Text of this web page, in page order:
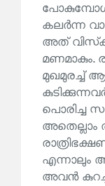
പോകുമ്പോൾ
കലർന്ന
അത്
മണമാകും.
മുഖമുരച്ച്
പൊരിച്ച
അതെല്ലാം
എന്നാലും
അവൻ